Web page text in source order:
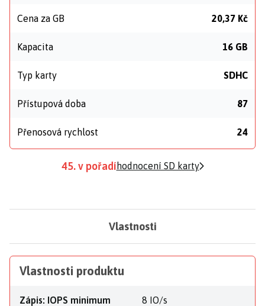
Cena za GB 20,37 Kč
Kapacita 16 GB
Typ karty SDHC
Přístupová doba 87
Přenosová rychlost 24
45. v pořadí hodnocení SD karty
Vlastnosti
Vlastnosti produktu
Zápis: IOPS minimum 8 IO/s